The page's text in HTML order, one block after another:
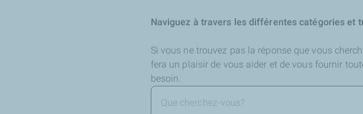
Naviguez à travers les différentes catégories et
Si vous ne trouvez pas la réponse que vous
fera un plaisir de vous aider et de vous fournir
besoin.